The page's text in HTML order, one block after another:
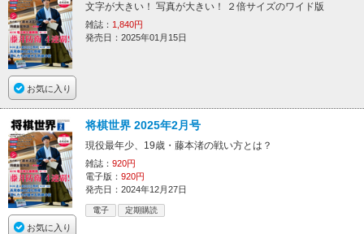
お気に入り
文字が大きい！ 写真が大きい！ ２倍サイズのワイド版
雑誌： 1,840円
発売日：2025年01月15日
お気に入り
将棋世界 2025年2月号
現役最年少、19歳・藤本渚の戦い方とは？
雑誌： 920円
電子版： 920円
発売日：2024年12月27日
電子 定期購読